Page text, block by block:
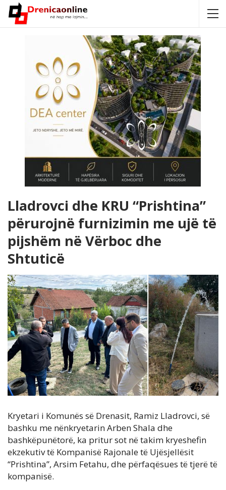
Lladrovci dhe KRU “Prishtina”
përurojnë furnizimin me ujë të
pijshëm në Vërboc dhe
Shtuticë
Kryetari i Komunës së Drenasit, Ramiz Lladrovci, së
bashku me nënkryetarin Arben Shala dhe
bashkëpunëtorë, ka pritur sot në takim kryeshefin
ekzekutiv të Kompanisë Rajonale të Ujësjellësit
“Prishtina”, Arsim Fetahu, dhe përfaqësues të tjerë të
kompanisë.